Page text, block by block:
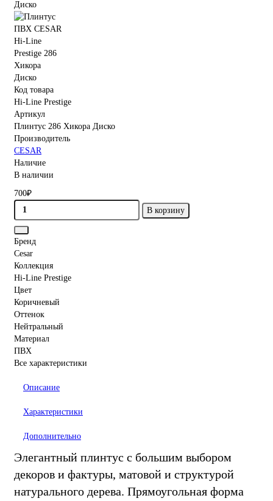
Код товара
Hi-Line Prestige
Артикул
Плинтус 286 Хикора Диско
Производитель
CESAR
Наличие
В наличии
700₽
В корзину
Бренд
Cesar
Коллекция
Hi-Line Prestige
Цвет
Коричневый
Оттенок
Нейтральный
Материал
ПВХ
Все характеристики
Описание
Характеристики
Дополнительно
Элегантный плинтус с большим выбором
декоров и фактуры, матовой и структурой
натурального дерева. Прямоугольная форма